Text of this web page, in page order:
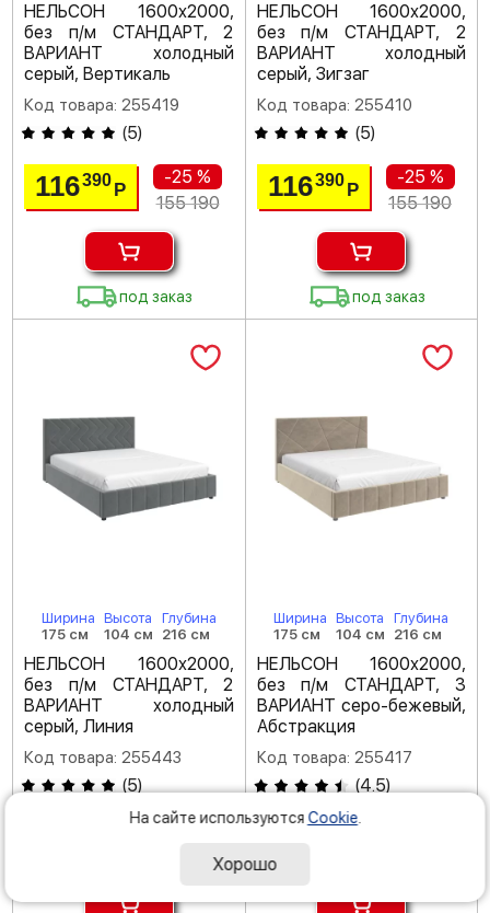
НЕЛЬСОН 1600х2000,
без п/м СТАНДАРТ, 2
ВАРИАНТ холодный
серый, Вертикаль
Код товара: 255419
(5)
116390 Р
-25 %
155 190
под заказ
НЕЛЬСОН 1600х2000,
без п/м СТАНДАРТ, 2
ВАРИАНТ холодный
серый, Зигзаг
Код товара: 255410
(5)
116390 Р
-25 %
155 190
под заказ
Ширина
175 см
Высота
104 см
Глубина
216 см
НЕЛЬСОН 1600х2000,
без п/м СТАНДАРТ, 2
ВАРИАНТ холодный
серый, Линия
Код товара: 255443
(5)
-25 %
155 190
Ширина
175 см
Высота
104 см
Глубина
216 см
НЕЛЬСОН 1600х2000,
без п/м СТАНДАРТ, 3
ВАРИАНТ серо-бежевый,
Абстракция
Код товара: 255417
(4.5)
На сайте используются Cookie
Хорошо